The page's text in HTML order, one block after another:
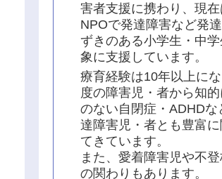
害者支援に携わり、現在
NPOで発達障害など発
ずきのある小学生・中
象に支援しています。
療育経験は10年以上に
度の障害児・者から知
のない自閉症・ADHDな
達障害児・者とも豊富に
てきています。
また、愛着障害児や不登
の関わりもあります。